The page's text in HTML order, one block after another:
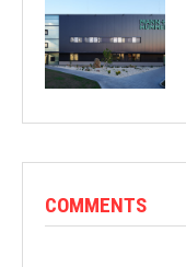
COMMENTS